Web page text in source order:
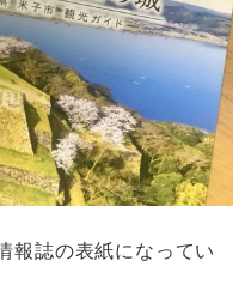
報誌の表紙になってい